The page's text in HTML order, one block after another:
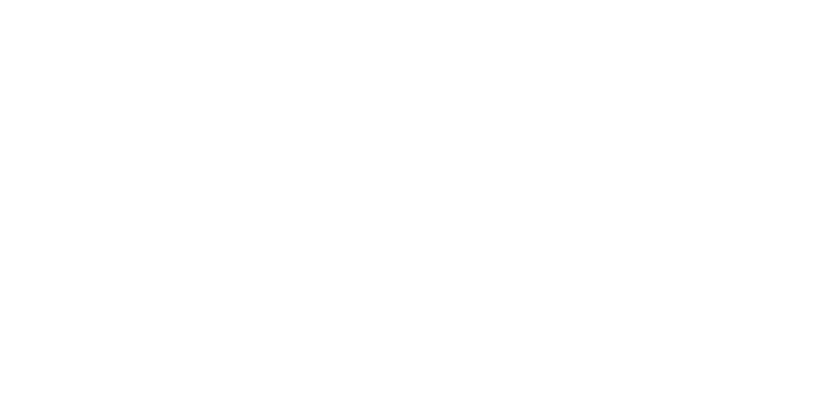
e, ao continuar navegando, você